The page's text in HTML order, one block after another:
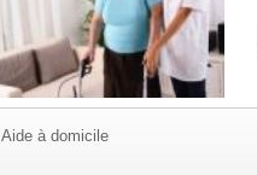
Aide à domicile